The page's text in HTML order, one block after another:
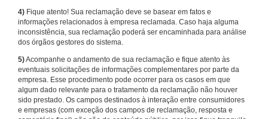
4) Fique atento! Sua reclamação deve se basear em fatos e
informações relacionados à empresa reclamada. Caso haja alguma
inconsistência, sua reclamação poderá ser encaminhada para análise
dos órgãos gestores do sistema.
5)Acompanhe o andamento de sua reclamação e fique atento às
eventuais solicitações de informações complementares por parte da
empresa. Esse procedimento pode ocorrer para os casos em que
algum dado relevante para o tratamento da reclamação não houver
sido prestado. Os campos destinados à interação entre consumidores
e empresas (com exceção dos campos de reclamação, resposta e